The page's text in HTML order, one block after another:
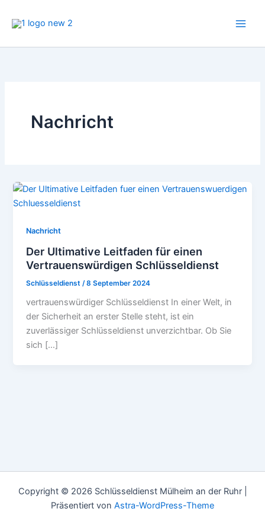
Inhalt
Nachricht
Nachricht
Der Ultimative Leitfaden für einen
Vertrauenswürdigen Schlüsseldienst
Schlüsseldienst /8 September 2024
vertrauenswürdiger Schlüsseldienst In einer Welt, in
der Sicherheit an erster Stelle steht, ist ein
zuverlässiger Schlüsseldienst unverzichtbar. Ob Sie
sich […]
Copyright © 2026 Schlüsseldienst Mülheim an der Ruhr |
Präsentiert von Astra-WordPress-Theme